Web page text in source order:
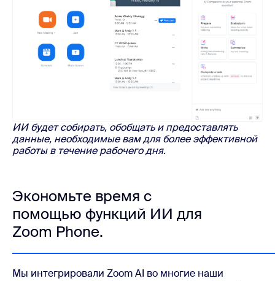
ИИ будет собирать, обобщать и предоставлять
данные, необходимые вам для более эффективной
работы в течение рабочего дня.
Экономьте время с
помощью функций ИИ для
Zoom Phone.
Мы интегрировали Zoom AI во многие наши